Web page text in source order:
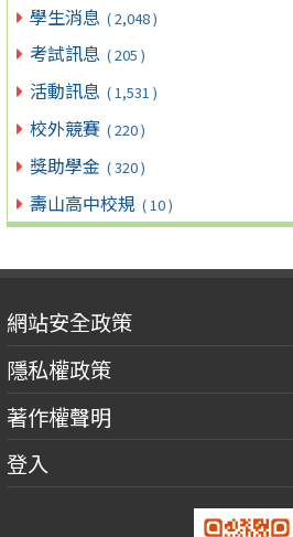
學生消息 ( 2,048 )
考試訊息 ( 205 )
活動訊息 ( 1,531 )
校外競賽 ( 220 )
獎助學金 ( 320 )
壽山高中校規 ( 10 )
網站安全政策
隱私權政策
著作權聲明
登入